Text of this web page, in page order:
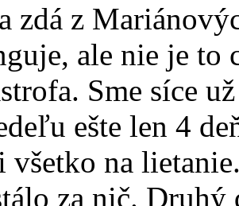
zdá z
ale nie je to
Sme síce
ešte len 4
na
za nič.